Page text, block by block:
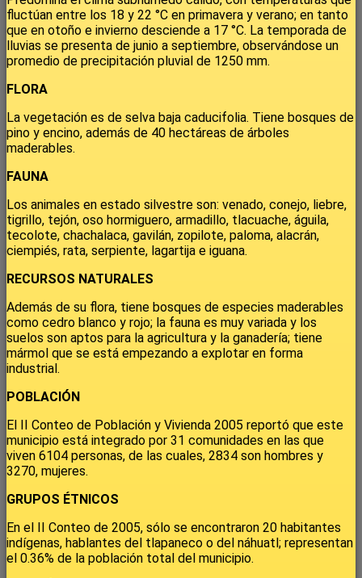
fluctúan entre los 18 y 22 °C en primavera y verano; en tanto
que en otoño e invierno desciende a 17 °C. La temporada de
lluvias se presenta de junio a septiembre, observándose un
promedio de precipitación pluvial de 1250 mm.
FLORA
La vegetación es de selva baja caducifolia. Tiene bosques de
pino y encino, además de 40 hectáreas de árboles
maderables.
FAUNA
Los animales en estado silvestre son: venado, conejo, liebre,
tigrillo, tejón, oso hormiguero, armadillo, tlacuache, águila,
tecolote, chachalaca, gavilán, zopilote, paloma, alacrán,
ciempiés, rata, serpiente, lagartija e iguana.
RECURSOS NATURALES
Además de su flora, tiene bosques de especies maderables
como cedro blanco y rojo; la fauna es muy variada y los
suelos son aptos para la agricultura y la ganadería; tiene
mármol que se está empezando a explotar en forma
industrial.
POBLACIÓN
El II Conteo de Población y Vivienda 2005 reportó que este
municipio está integrado por 31 comunidades en las que
viven 6104 personas, de las cuales, 2834 son hombres y
3270, mujeres.
GRUPOS ÉTNICOS
En el II Conteo de 2005, sólo se encontraron 20 habitantes
indígenas, hablantes del tlapaneco o del náhuatl; representan
el 0.36% de la población total del municipio.